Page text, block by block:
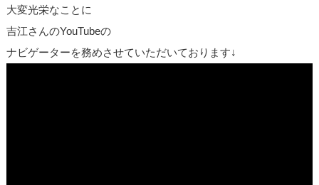
大変光栄なことに
吉江さんのYouTubeの
ナビゲーターを務めさせていただいております↓